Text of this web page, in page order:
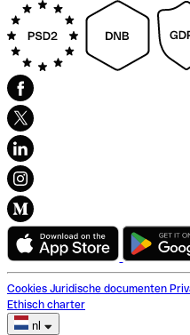
Cookies Juridische documenten
Ethisch charter
nl